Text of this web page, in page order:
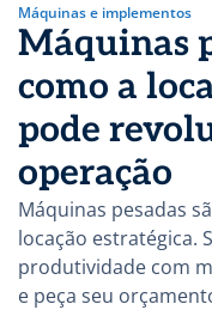
Máquinas e implementos
Máquinas
como a
pode
operação
Máquinas pesadas
locação estratégica.
produtividade com
e peça seu